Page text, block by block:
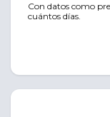
Con datos como
cuántos días.